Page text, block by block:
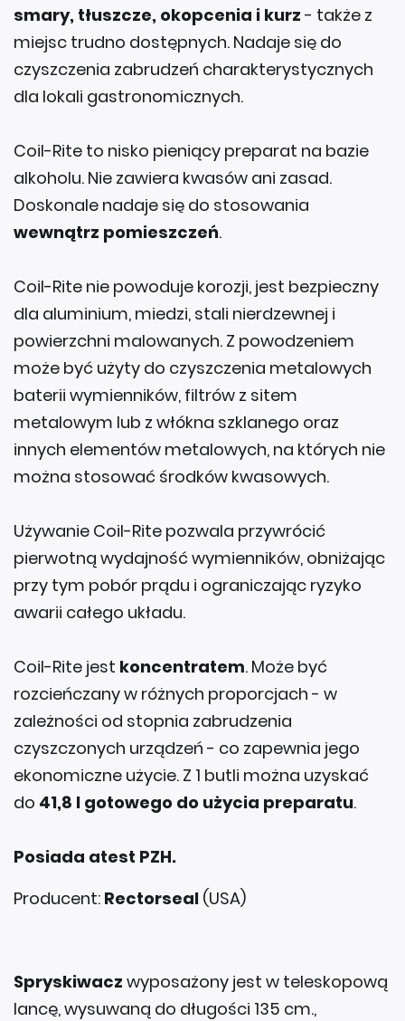
smary, tłuszcze, okopcenia i kurz - także z
miejsc trudno dostępnych. Nadaje się do
czyszczenia zabrudzeń charakterystycznych
dla lokali gastronomicznych.
Coil-Rite to nisko pieniący preparat na bazie
alkoholu. Nie zawiera kwasów ani zasad.
Doskonale nadaje się do stosowania
wewnątrz pomieszczeń.
Coil-Rite nie powoduje korozji, jest bezpieczny
dla aluminium, miedzi, stali nierdzewnej i
powierzchni malowanych. Z powodzeniem
może być użyty do czyszczenia metalowych
baterii wymienników, filtrów z sitem
metalowym lub z włókna szklanego oraz
innych elementów metalowych, na których nie
można stosować środków kwasowych.
Używanie Coil-Rite pozwala przywrócić
pierwotną wydajność wymienników, obniżając
przy tym pobór prądu i ograniczając ryzyko
awarii całego układu.
Coil-Rite jest koncentratem. Może być
rozcieńczany w różnych proporcjach - w
zależności od stopnia zabrudzenia
czyszczonych urządzeń - co zapewnia jego
ekonomiczne użycie. Z 1 butli można uzyskać
do 41,8 l gotowego do użycia preparatu.
Posiada atest PZH.
Producent: Rectorseal (USA)
Spryskiwacz wyposażony jest w teleskopową
lancę, wysuwaną do długości 135 cm.,